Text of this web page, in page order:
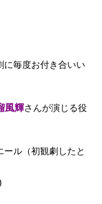
に毎度お付き合いい
風輝さんが演じる役
ル（初観劇したと